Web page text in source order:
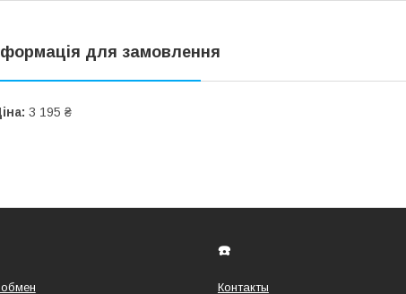
для замовлення
3 195 ₴
☎️
Контакты